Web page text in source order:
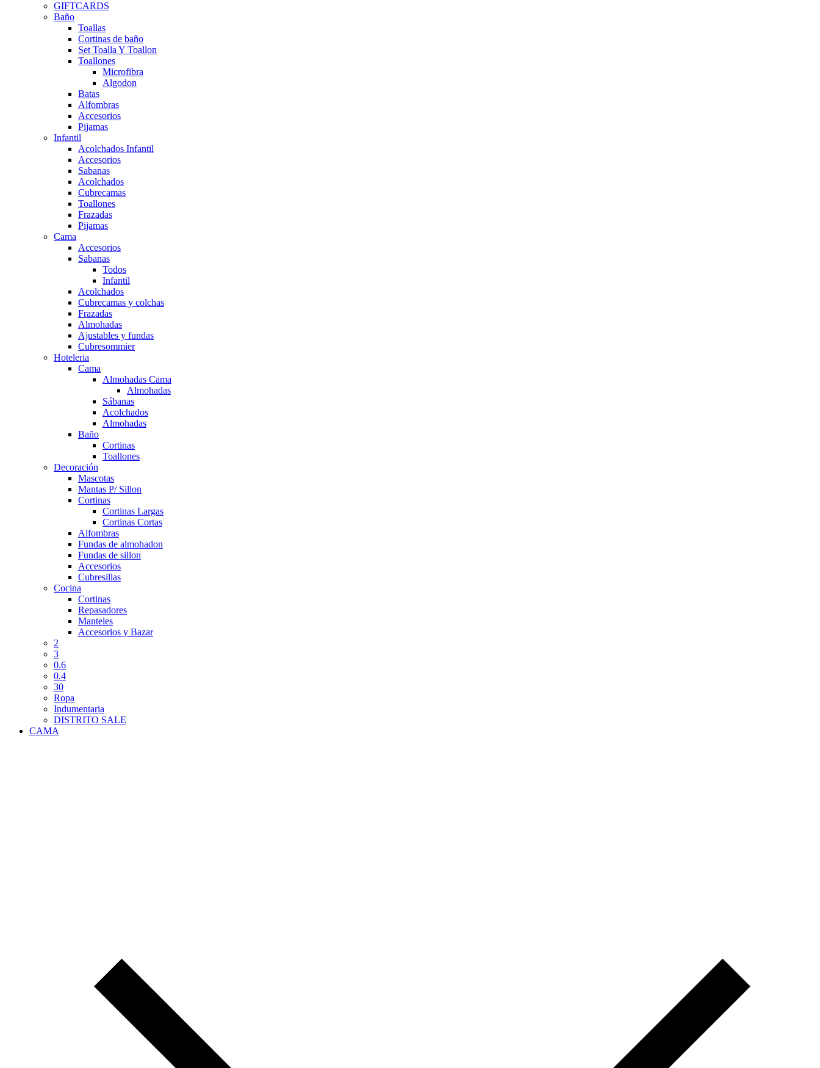
GIFTCARDS
Baño
Toallas
Cortinas de baño
Set Toalla Y Toallon
Toallones
Microfibra
Algodon
Batas
Alfombras
Accesorios
Pijamas
Infantil
Acolchados Infantil
Accesorios
Sabanas
Acolchados
Cubrecamas
Toallones
Frazadas
Pijamas
Cama
Accesorios
Sabanas
Todos
Infantil
Acolchados
Cubrecamas y colchas
Frazadas
Almohadas
Ajustables y fundas
Cubresommier
Hoteleria
Cama
Almohadas Cama
Almohadas
Sábanas
Acolchados
Almohadas
Baño
Cortinas
Toallones
Decoración
Mascotas
Mantas P/ Sillon
Cortinas
Cortinas Largas
Cortinas Cortas
Alfombras
Fundas de almohadon
Fundas de sillon
Accesorios
Cubresillas
Cocina
Cortinas
Repasadores
Manteles
Accesorios y Bazar
2
3
0.6
0.4
30
Ropa
Indumentaria
DISTRITO SALE
CAMA